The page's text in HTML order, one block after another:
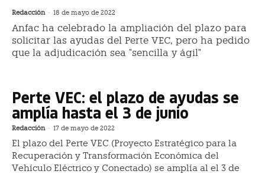
Redacción - 18 de mayo de 2022
Anfac ha celebrado la ampliación del plazo para
solicitar las ayudas del Perte VEC, pero ha pedido
que la adjudicación sea "sencilla y ágil"
Perte VEC: el plazo de ayudas se
amplía hasta el 3 de junio
Redacción - 17 de mayo de 2022
El plazo del Perte VEC (Proyecto Estratégico para la
Recuperación y Transformación Económica del
Vehículo Eléctrico y Conectado) se amplía al el 3 de